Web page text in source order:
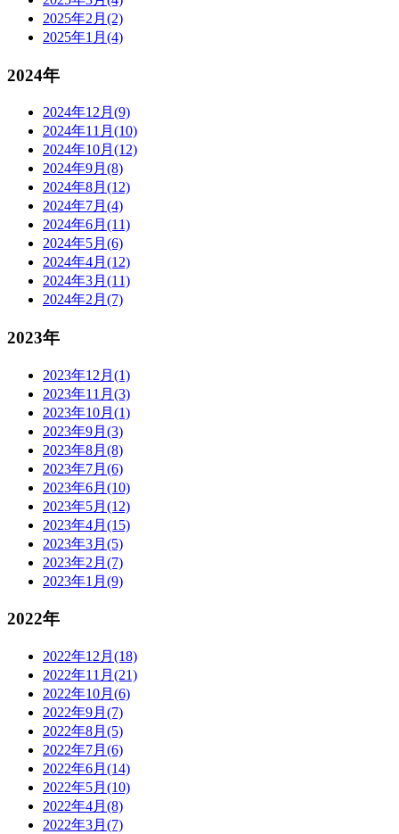
2025年2月(2)
2025年1月(4)
2024年
2024年12月(9)
2024年11月(10)
2024年10月(12)
2024年9月(8)
2024年8月(12)
2024年7月(4)
2024年6月(11)
2024年5月(6)
2024年4月(12)
2024年3月(11)
2024年2月(7)
2023年
2023年12月(1)
2023年11月(3)
2023年10月(1)
2023年9月(3)
2023年8月(8)
2023年7月(6)
2023年6月(10)
2023年5月(12)
2023年4月(15)
2023年3月(5)
2023年2月(7)
2023年1月(9)
2022年
2022年12月(18)
2022年11月(21)
2022年10月(6)
2022年9月(7)
2022年8月(5)
2022年7月(6)
2022年6月(14)
2022年5月(10)
2022年4月(8)
2022年3月(7)